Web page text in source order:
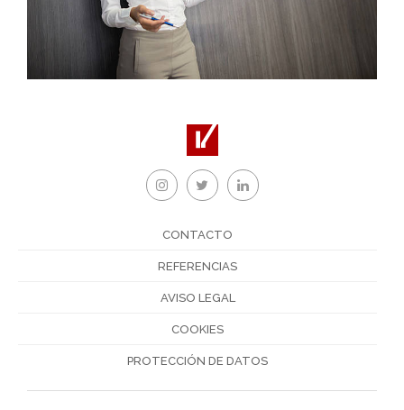
CONTACTO
REFERENCIAS
AVISO LEGAL
COOKIES
PROTECCIÓN DE DATOS